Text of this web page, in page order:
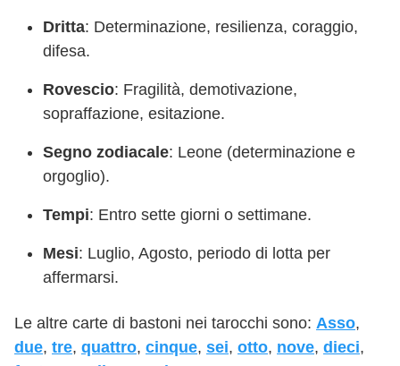
Dritta: Determinazione, resilienza, coraggio,
difesa.
Rovescio: Fragilità, demotivazione,
sopraffazione, esitazione.
Segno zodiacale: Leone (determinazione e
orgoglio).
Tempi: Entro sette giorni o settimane.
Mesi: Luglio, Agosto, periodo di lotta per
affermarsi.
Le altre carte di bastoni nei tarocchi sono: Asso,
due, tre, quattro, cinque, sei, otto, nove, dieci,